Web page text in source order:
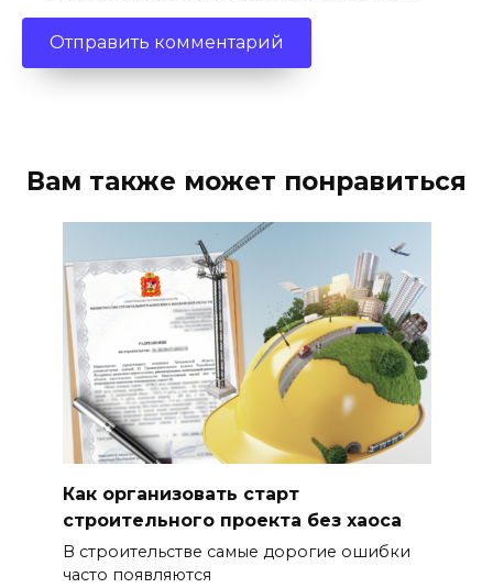
Вам также может понравиться
Как организовать старт
строительного проекта без хаоса
В строительстве самые дорогие ошибки
часто появляются